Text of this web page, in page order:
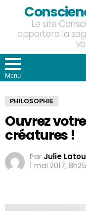
Le site
apportera la
Menu
PHILOSOPHIE
Ouvrez
créatures !
Par Julie
1 mai 2017, 8h25